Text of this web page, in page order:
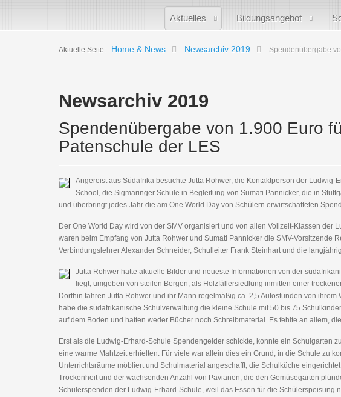
Aktuelles Bildungsangebot
Aktuelle Seite: Home & News Newsarchiv 2019 Spendenübergabe
Newsarchiv 2019
Spendenübergabe von 1.900 Euro
Patenschule der LES
Angereist aus Südafrika besuchte Jutta Rohwer, die Kontaktperson der
School, die Sigmaringer Schule in Begleitung von Sumati Pannicker, die in
und überbringt jedes Jahr die am One World Day von Schülern erwirtschafteten
Der One World Day wird von der SMV organisiert und von allen Vollzeit-Klassen der
waren beim Empfang von Jutta Rohwer und Sumati Pannicker die SMV-Vorsitzende
Verbindungslehrer Alexander Schneider, Schulleiter Frank Steinhart und die
Jutta Rohwer hatte aktuelle Bilder und neueste Informationen von der
liegt, umgeben von steilen Bergen, als Holzfällersiedlung inmitten einer
Dorthin fahren Jutta Rohwer und ihr Mann regelmäßig ca. 2,5 Autostunden von
habe die südafrikanische Schulverwaltung die kleine Schule mit 50 bis 75
auf dem Boden und hatten weder Bücher noch Schreibmaterial. Es fehlte an allem,
Erst als die Ludwig-Erhard-Schule Spendengelder schickte, konnte ein Schulgarten
eine warme Mahlzeit erhielten. Für viele war allein dies ein Grund, in die Schule zu
Unterrichtsräume möbliert und Schulmaterial angeschafft, die Schulküche
Trockenheit und der wachsenden Anzahl von Pavianen, die den Gemüsegarten
Schülerspenden der Ludwig-Erhard-Schule, weil das Essen für die Schülerspeisung